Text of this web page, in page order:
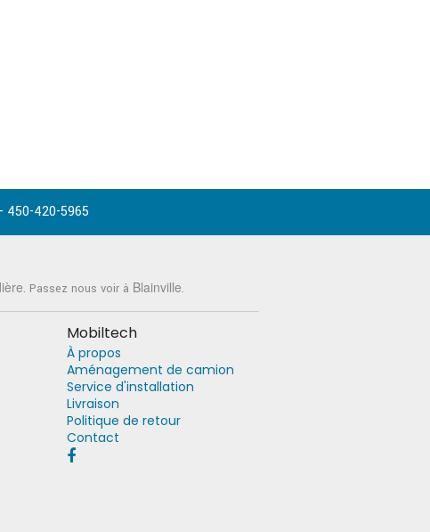
450-420-5965
. Passez nous voir à Blainville.
Mobiltech
À propos
Aménagement de camion
Service d'installation
Livraison
Politique de retour
Contact